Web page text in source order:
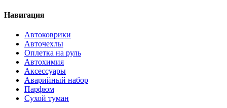
Навигация
Автоковрики
Авточехлы
Оплетка на руль
Автохимия
Аксессуары
Аварийный набор
Парфюм
Сухой туман